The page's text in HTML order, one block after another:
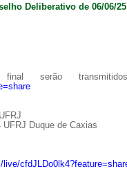
Deliberativo de 06/06/25
serão
Duque de Caxias